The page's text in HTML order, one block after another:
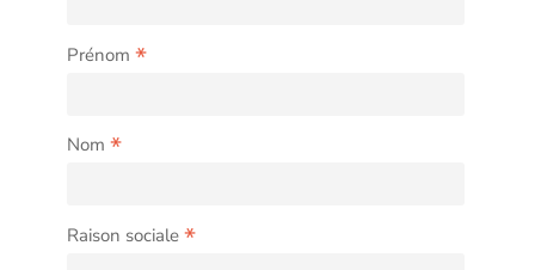
Prénom *
Nom *
Raison sociale *